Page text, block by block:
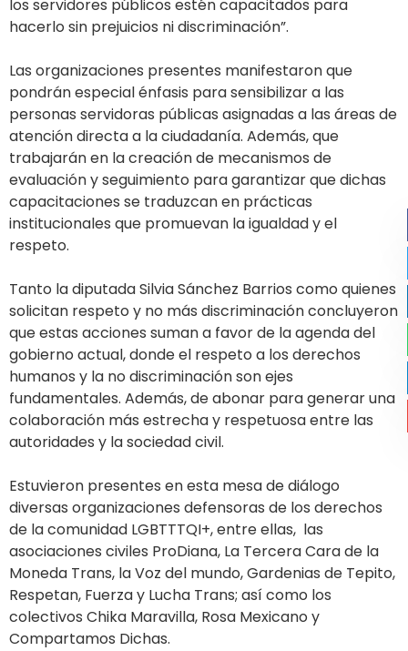
los servidores públicos estén capacitados para
hacerlo sin prejuicios ni discriminación”.
Las organizaciones presentes manifestaron que
pondrán especial énfasis para sensibilizar a las
personas servidoras públicas asignadas a las áreas de
atención directa a la ciudadanía. Además, que
trabajarán en la creación de mecanismos de
evaluación y seguimiento para garantizar que dichas
capacitaciones se traduzcan en prácticas
institucionales que promuevan la igualdad y el
respeto.
Tanto la diputada Silvia Sánchez Barrios como quienes
solicitan respeto y no más discriminación concluyeron
que estas acciones suman a favor de la agenda del
gobierno actual, donde el respeto a los derechos
humanos y la no discriminación son ejes
fundamentales. Además, de abonar para generar una
colaboración más estrecha y respetuosa entre las
autoridades y la sociedad civil.
Estuvieron presentes en esta mesa de diálogo
diversas organizaciones defensoras de los derechos
de la comunidad LGBTTTQI+, entre ellas, las
asociaciones civiles ProDiana, La Tercera Cara de la
Moneda Trans, la Voz del mundo, Gardenias de Tepito,
Respetan, Fuerza y Lucha Trans; así como los
colectivos Chika Maravilla, Rosa Mexicano y
Compartamos Dichas.